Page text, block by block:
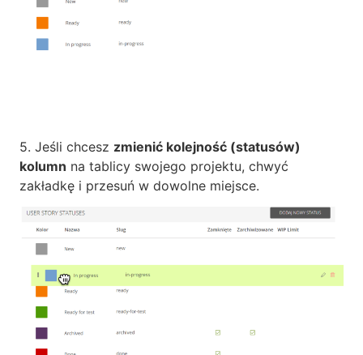
5. Jeśli chcesz zmienić kolejność (statusów)
kolumn na tablicy swojego projektu, chwyć
zakładkę i przesuń w dowolne miejsce.